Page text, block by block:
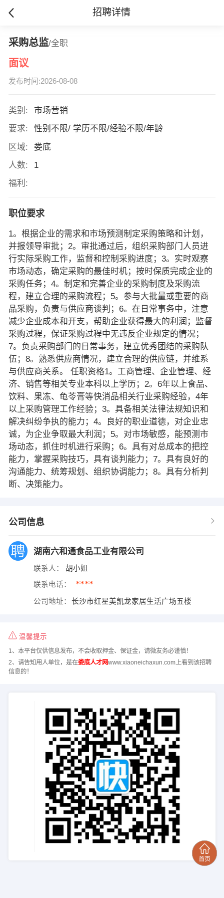
招聘详情
采购总监/全职
面议
发布时间:2026-08-08
类别:
市场营销
要求:
性别不限/ 学历不限/经验不限/年龄
区域:
娄底
人数:
1
福利:
职位要求
1。根据企业的需求和市场预测制定采购策略和计划，
并报领导审批；2。审批通过后，组织采购部门人员进
行实际采购工作，监督和控制采购进度；3。实时观察
市场动态，确定采购的最佳时机；按时保质完成企业的
采购任务；4。制定和完善企业的采购制度及采购流
程，建立合理的采购流程；5。参与大批量或重要的商
品采购，负责与供应商谈判；6。在日常事务中，注意
减少企业成本和开支，帮助企业获得最大的利润；监督
采购过程，保证采购过程中无违反企业规定的情况；
7。负责采购部门的日常事务，建立优秀团结的采购队
伍；8。熟悉供应商情况，建立合理的供应链，并维系
与供应商关系。 任职资格1。工商管理、企业管理、经
济、销售等相关专业本科以上学历；2。6年以上食品、
饮料、果冻、龟苓膏等快消品相关行业采购经验，4年
以上采购管理工作经验；3。具备相关法律法规知识和
解决纠纷争执的能力；4。良好的职业道德，对企业忠
诚，为企业争取最大利润；5。对市场敏感，能预测市
场动态，抓住时机进行采购；6。具有对总成本的把控
能力，掌握采购技巧，具有谈判能力；7。具有良好的
沟通能力、统筹规划、组织协调能力；8。具有分析判
断、决策能力。
公司信息
湖南六和通食品工业有限公司
联系人： 胡小姐
联系电话： ****
公司地址： 长沙市红星美凯龙家居生活广场五楼
温馨提示
1、本平台仅供信息发布，不会收取押金、保证金，请微友务必谨慎！
2、请告知用人单位，是在娄底人才网www.xiaoneichaxun.com上看到该招聘
信息的！